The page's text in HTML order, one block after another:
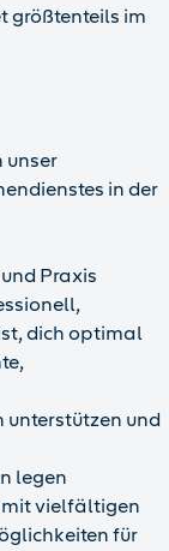
größtenteils im
unser
in der
Praxis
dich optimal
unterstützen und
legen
mit vielfältigen
für